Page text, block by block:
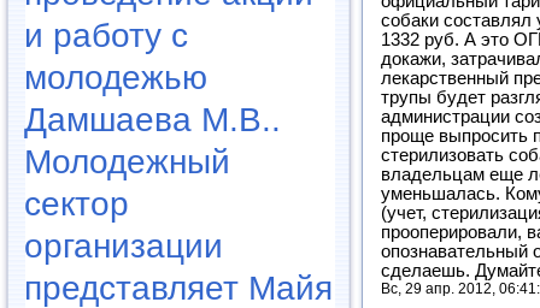
и работу с
молодежью
Дамшаева М.В..
Молодежный
сектор
организации
представляет Майя
собаки составлял
1332 руб. А это
докажи,
лекарственный
трупы будет
администрации
проще выпросить
стерилизовать
владельцам еще
уменьшалась.
(учет,
прооперировали,
опознавательный
сделаешь.
Вс, 29 апр. 2012,